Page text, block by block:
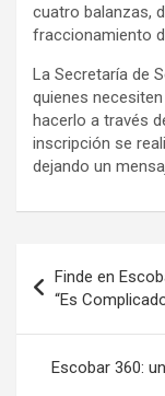
cuatro balanzas,
fraccionamiento
La Secretaría de
quienes
hacerlo a través
inscripción se
dejando un
de
entradas
Finde en
“Es
Escobar 360: